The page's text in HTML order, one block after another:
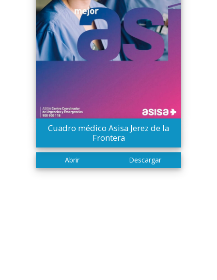
Cuadro médico Asisa Jerez de la
Frontera